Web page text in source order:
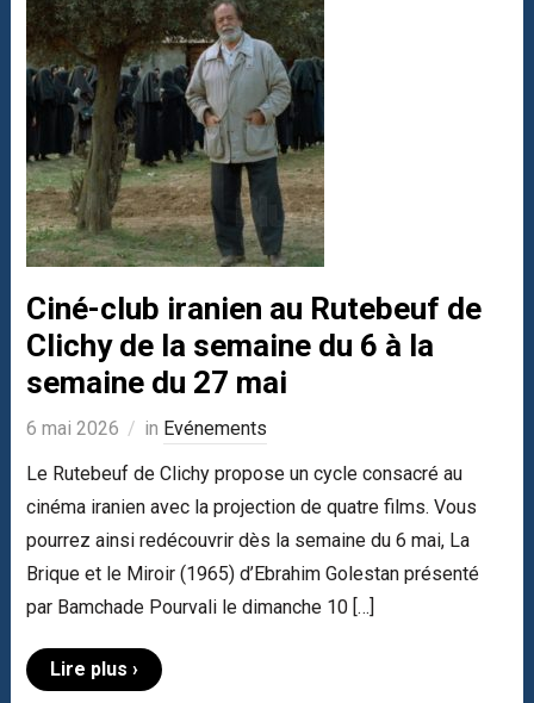
Ciné-club iranien au Rutebeuf de
Clichy de la semaine du 6 à la
semaine du 27 mai
6 mai 2026 in Evénements
Le Rutebeuf de Clichy propose un cycle consacré au
cinéma iranien avec la projection de quatre films. Vous
pourrez ainsi redécouvrir dès la semaine du 6 mai, La
Brique et le Miroir (1965) d’Ebrahim Golestan présenté
par Bamchade Pourvali le dimanche 10 […]
Lire plus ›